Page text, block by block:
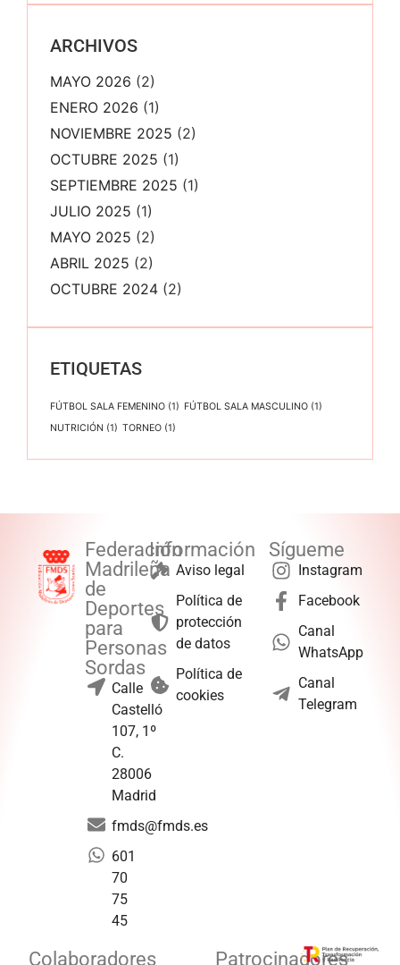
ARCHIVOS
MAYO 2026 (2)
ENERO 2026 (1)
NOVIEMBRE 2025 (2)
OCTUBRE 2025 (1)
SEPTIEMBRE 2025 (1)
JULIO 2025 (1)
MAYO 2025 (2)
ABRIL 2025 (2)
OCTUBRE 2024 (2)
ETIQUETAS
FÚTBOL SALA FEMENINO (1) FÚTBOL SALA MASCULINO (1)
NUTRICIÓN (1) TORNEO (1)
Federación
Madrileña
de
Deportes
para
Personas
Sordas
Calle
Castelló
107, 1º
C.
28006
Madrid
fmds@fmds.es
601
70
75
45
Información
Aviso legal
Política de
protección
de datos
Política de
cookies
Sígueme
Instagram
Facebook
Canal
WhatsApp
Canal
Telegram
Colaboradores Patrocinadores